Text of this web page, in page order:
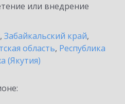
или внедрение
, Забайкальский край,
область, Республика
(Якутия)